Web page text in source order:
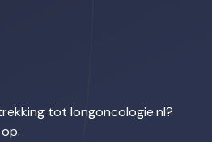
tot longoncologie.nl?